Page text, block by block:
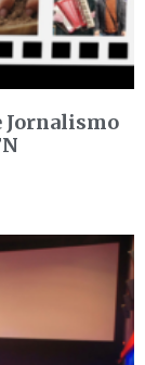
Jornalismo